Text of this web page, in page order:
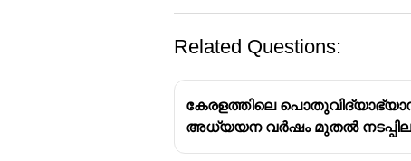
Related Questions:
കേരളത്തിലെ
അധ്യയന വർഷം മുതൽ